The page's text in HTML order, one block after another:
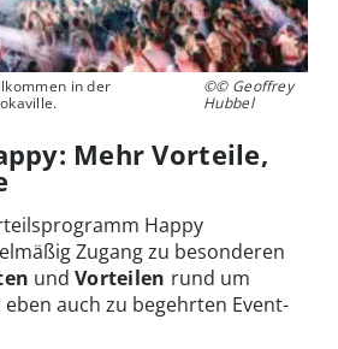
in der
©© Geoffrey
Hubbel
Mehr Vorteile,
Happy
Zugang zu besonderen
undVorteilen rund um
auch zu begehrten Event-